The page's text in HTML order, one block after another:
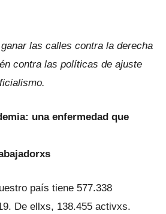
las calles contra la derecha
contra las políticas de ajuste
una enfermedad que
país tiene 577.338
De ellxs, 138.455 activxs.